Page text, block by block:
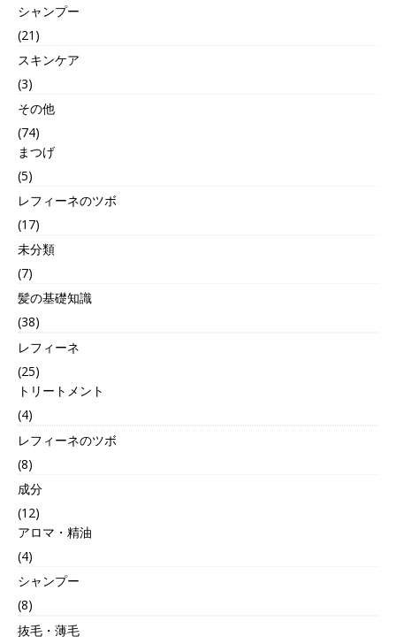
シャンプー
(21)
スキンケア
(3)
その他
(74)
まつげ
(5)
レフィーネのツボ
(17)
未分類
(7)
髪の基礎知識
(38)
レフィーネ
(25)
トリートメント
(4)
レフィーネのツボ
(8)
成分
(12)
アロマ・精油
(4)
シャンプー
(8)
抜毛・薄毛